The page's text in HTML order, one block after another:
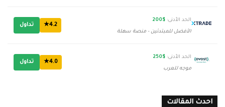
الحد الأدنى: $200
الأفضل للمبتدئين - منصة سهلة
4.2★ تداول
الحد الأدنى: $250
موجه للعرب
4.0★ تداول
احدث المقالات